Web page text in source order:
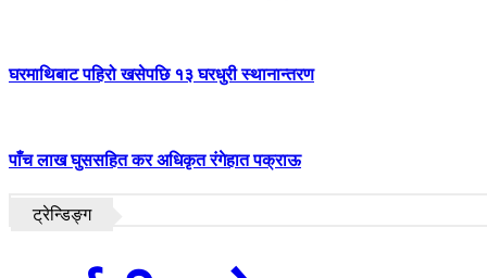
घरमाथिबाट पहिरो खसेपछि १३ घरधुरी स्थानान्तरण
पाँच लाख घुससहित कर अधिकृत रंगेहात पक्राऊ
ट्रेन्डिङ्ग